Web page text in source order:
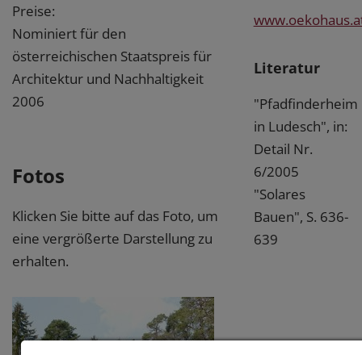
Preise:
Nominiert für den
österreichischen Staatspreis für
Architektur und Nachhaltigkeit
2006
Fotos
Klicken Sie bitte auf das Foto, um
eine vergrößerte Darstellung zu
erhalten.
Literatur
"Pfadfinderheim
in Ludesch", in:
Detail Nr.
6/2005
"Solares
Bauen", S. 636-
639